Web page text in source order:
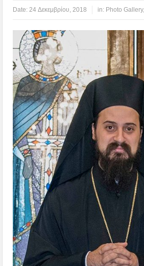
Date: 24 Δεκεμβρίου, 2018 in: Photo Gallery,